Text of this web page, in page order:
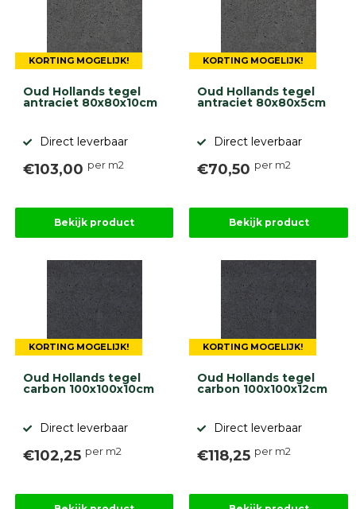
KORTING MOGELIJK!
Oud Hollands tegel
antraciet 80x80x10cm
Direct leverbaar
€103,00 per m2
Bekijk product
KORTING MOGELIJK!
Oud Hollands tegel
antraciet 80x80x5cm
Direct leverbaar
€70,50 per m2
Bekijk product
KORTING MOGELIJK!
Oud Hollands tegel
carbon 100x100x10cm
Direct leverbaar
€102,25 per m2
KORTING MOGELIJK!
Oud Hollands tegel
carbon 100x100x12cm
Direct leverbaar
€118,25 per m2